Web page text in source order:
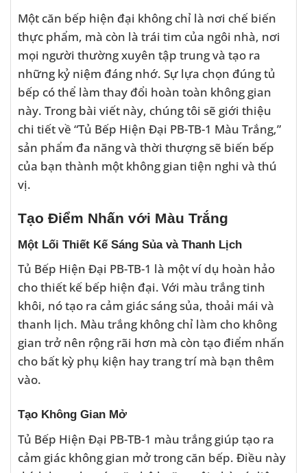
Một căn bếp hiện đại không chỉ là nơi chế biến
thực phẩm, mà còn là trái tim của ngôi nhà, nơi
mọi người thường xuyên tập trung và tạo ra
những kỷ niệm đáng nhớ. Sự lựa chọn đúng tủ
bếp có thể làm thay đổi hoàn toàn không gian
này. Trong bài viết này, chúng tôi sẽ giới thiệu
chi tiết về “Tủ Bếp Hiện Đại PB-TB-1 Màu Trắng,”
sản phẩm đa năng và thời thượng sẽ biến bếp
của bạn thành một không gian tiện nghi và thú
vị.
Tạo Điểm Nhấn với Màu Trắng
Một Lối Thiết Kế Sáng Sủa và Thanh Lịch
Tủ Bếp Hiện Đại PB-TB-1 là một ví dụ hoàn hảo
cho thiết kế bếp hiện đại. Với màu trắng tinh
khôi, nó tạo ra cảm giác sáng sủa, thoải mái và
thanh lịch. Màu trắng không chỉ làm cho không
gian trở nên rộng rãi hơn mà còn tạo điểm nhấn
cho bất kỳ phụ kiện hay trang trí mà bạn thêm
vào.
Tạo Không Gian Mở
Tủ Bếp Hiện Đại PB-TB-1 màu trắng giúp tạo ra
cảm giác không gian mở trong căn bếp. Điều này